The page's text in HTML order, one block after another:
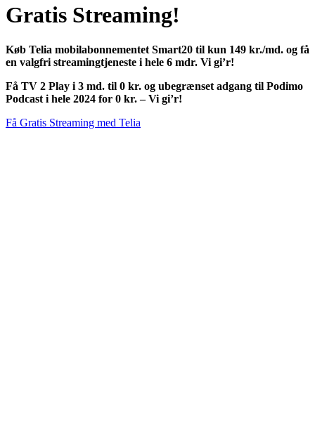
Gratis Streaming!
Køb Telia mobilabonnementet Smart20 til kun 149 kr./md. og få
en valgfri streamingtjeneste i hele 6 mdr. Vi gi’r!
Få TV 2 Play i 3 md. til 0 kr. og ubegrænset adgang til Podimo
Podcast i hele 2024 for 0 kr. – Vi gi’r!
Få Gratis Streaming med Telia